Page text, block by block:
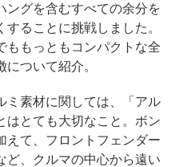
ングを含むすべての余分を
ることに挑戦しました。
ももっともコンパクトな全
ついて紹介。
素材に関しては、「アル
はとても大切なこと。ボン
えて、フロントフェンダー
ど、クルマの中心から遠い